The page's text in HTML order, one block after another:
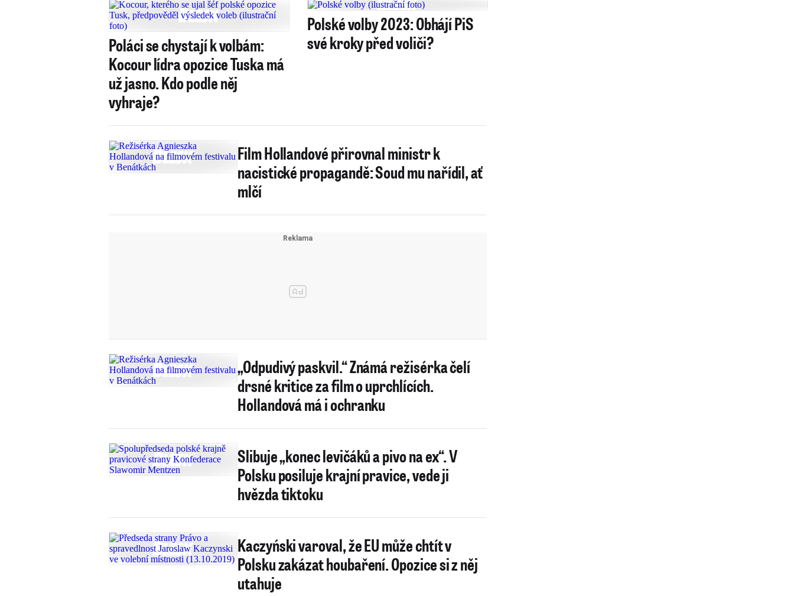
Poláci se chystají k volbám:
Kocour lídra opozice Tuska má
už jasno. Kdo podle něj
vyhraje?
Polské volby 2023: Obhájí PiS
své kroky před voliči?
Film Hollandové přirovnal ministr k
nacistické propagandě: Soud mu nařídil, ať
mlčí
„Odpudivý paskvil.“ Známá režisérka čelí
drsné kritice za film o uprchlících.
Hollandová má i ochranku
Slibuje „konec levičáků a pivo na ex“. V
Polsku posiluje krajní pravice, vede ji
hvězda tiktoku
Kaczyński varoval, že EU může chtít v
Polsku zakázat houbaření. Opozice si z něj
utahuje